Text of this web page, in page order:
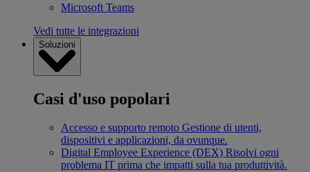
Microsoft Teams
Vedi tutte le integrazioni
Soluzioni
Casi d'uso popolari
Accesso e supporto remoto Gestione di utenti,
dispositivi e applicazioni, da ovunque.
Digital Employee Experience (DEX) Risolvi ogni
problema IT prima che impatti sulla tua produttività.